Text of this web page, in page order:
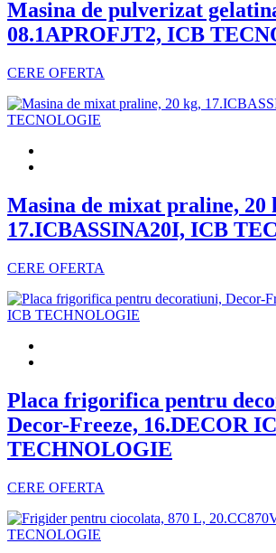
Masina de pulverizat
08.1APROFJT2, ICB
CERE OFERTA
Masina de mixat praline, 20
17.ICBASSINA20I, ICB
CERE OFERTA
Placa frigorifica pentru
Decor-Freeze, 16.DECOR
TECHNOLOGIE
CERE OFERTA